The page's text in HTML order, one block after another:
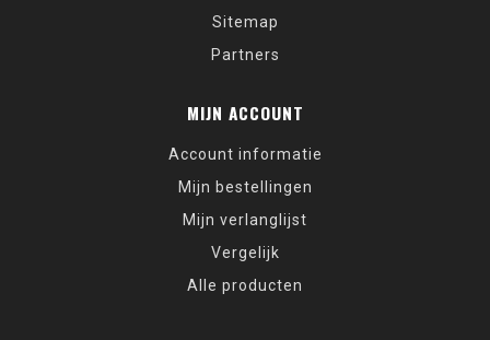
Sitemap
Partners
MIJN ACCOUNT
Account informatie
Mijn bestellingen
Mijn verlanglijst
Vergelijk
Alle producten